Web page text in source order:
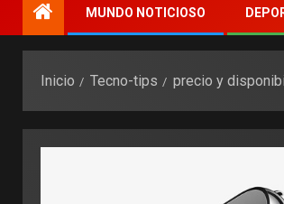
MUNDO NOTICIOSO
Inicio Tecno-tips precio y